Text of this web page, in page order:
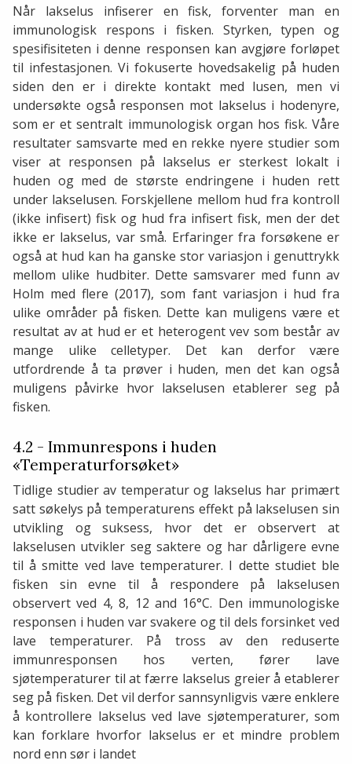
Når lakselus infiserer en fisk, forventer man en
immunologisk respons i fisken. Styrken, typen og
spesifisiteten i denne responsen kan avgjøre forløpet
til infestasjonen. Vi fokuserte hovedsakelig på huden
siden den er i direkte kontakt med lusen, men vi
undersøkte også responsen mot lakselus i hodenyre,
som er et sentralt immunologisk organ hos fisk. Våre
resultater samsvarte med en rekke nyere studier som
viser at responsen på lakselus er sterkest lokalt i
huden og med de største endringene i huden rett
under lakselusen. Forskjellene mellom hud fra kontroll
(ikke infisert) fisk og hud fra infisert fisk, men der det
ikke er lakselus, var små. Erfaringer fra forsøkene er
også at hud kan ha ganske stor variasjon i genuttrykk
mellom ulike hudbiter. Dette samsvarer med funn av
Holm med flere (2017), som fant variasjon i hud fra
ulike områder på fisken. Dette kan muligens være et
resultat av at hud er et heterogent vev som består av
mange ulike celletyper. Det kan derfor være
utfordrende å ta prøver i huden, men det kan også
muligens påvirke hvor lakselusen etablerer seg på
fisken.
4.2 - Immunrespons i huden
«Temperaturforsøket»
Tidlige studier av temperatur og lakselus har primært
satt søkelys på temperaturens effekt på lakselusen sin
utvikling og suksess, hvor det er observert at
lakselusen utvikler seg saktere og har dårligere evne
til å smitte ved lave temperaturer. I dette studiet ble
fisken sin evne til å respondere på lakselusen
observert ved 4, 8, 12 and 16°C. Den immunologiske
responsen i huden var svakere og til dels forsinket ved
lave temperaturer. På tross av den reduserte
immunresponsen hos verten, fører lave
sjøtemperaturer til at færre lakselus greier å etablerer
seg på fisken. Det vil derfor sannsynligvis være enklere
å kontrollere lakselus ved lave sjøtemperaturer, som
kan forklare hvorfor lakselus er et mindre problem
nord enn sør i landet